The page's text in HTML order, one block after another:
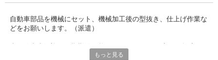
自動車部品を機械にセット、機械加工後の型抜き、仕上げ作業な
どをお願いします。（派遣）
活躍中。土曜日は月1回程度出勤あり。
もっと見る